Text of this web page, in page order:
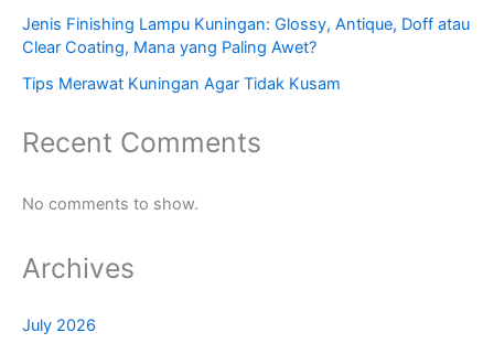
Jenis Finishing Lampu Kuningan: Glossy, Antique, Doff atau
Clear Coating, Mana yang Paling Awet?
Tips Merawat Kuningan Agar Tidak Kusam
Recent Comments
No comments to show.
Archives
July 2026